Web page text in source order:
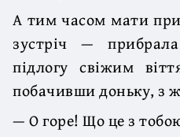
А тим часом мати
зустріч —
підлогу свіжим
побачивши доньку, з
— О горе! Що це з